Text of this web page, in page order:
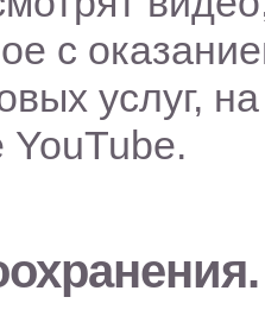
с
услуг, на
YouTube.